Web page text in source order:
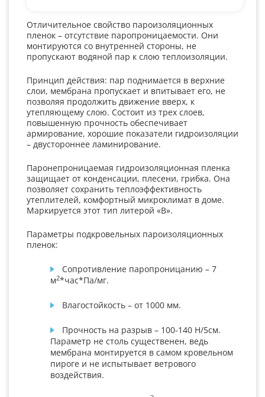
Отличительное свойство пароизоляционных
пленок – отсутствие паропроницаемости. Они
монтируются со внутренней стороны, не
пропускают водяной пар к слою теплоизоляции.
Принцип действия: пар поднимается в верхние
слои, мембрана пропускает и впитывает его, не
позволяя продолжить движение вверх, к
утепляющему слою. Состоит из трех слоев,
повышенную прочность обеспечивает
армирование, хорошие показатели гидроизоляции
– двустороннее ламинирование.
Паронепроницаемая гидроизоляционная пленка
защищает от конденсации, плесени, грибка. Она
позволяет сохранить теплоэффективность
утеплителей, комфортный микроклимат в доме.
Маркируется этот тип литерой «В».
Параметры подкровельных пароизоляционных
пленок:
Сопротивление паропроницанию – 7
м2*час*Па/мг.
Влагостойкость – от 1000 мм.
Прочность на разрыв – 100-140 Н/5см.
Параметр не столь существенен, ведь
мембрана монтируется в самом кровельном
пироге и не испытывает ветрового
воздействия.